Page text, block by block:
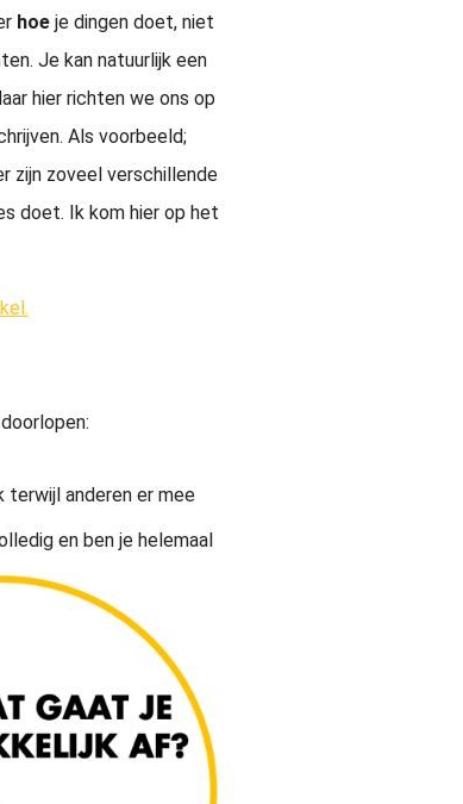
hoe je dingen doet, niet
Je kan natuurlijk een
hier richten we ons op
Als voorbeeld;
zijn zoveel verschillende
doet. Ik kom hier op het
terwijl anderen er mee
en ben je helemaal